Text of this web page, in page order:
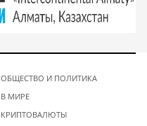
ОБЩЕСТВО И ПОЛИТИКА
В МИРЕ
КРИПТОВАЛЮТЫ